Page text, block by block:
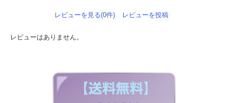
レビューを見る(0件) レビューを投稿
レビューはありません。